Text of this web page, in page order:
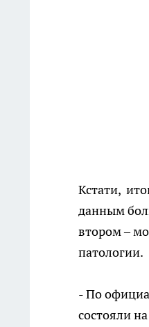
Кстати,
данным
втором –
патологии.
- По
состояли